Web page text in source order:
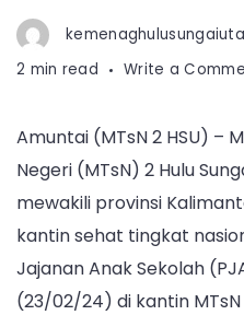
2 min read
Write a
Amuntai (MTsN 2 HSU) –
Negeri (MTsN) 2 Hulu
mewakili provinsi
kantin sehat tingkat
Jajanan Anak Sekolah
(23/02/24) di kantin MTsN